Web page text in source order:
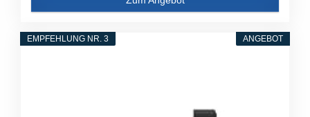
ANGEBOT
EMPFEHLUNG NR. 3